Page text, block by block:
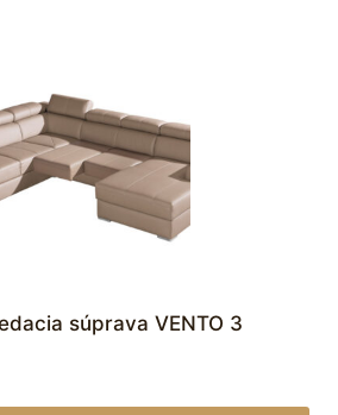
súprava VENTO 3